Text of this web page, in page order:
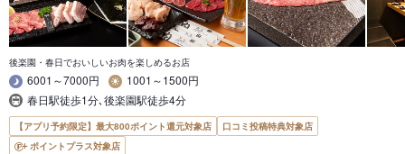
後楽園・春日でおいしいお肉を楽しめるお店
6001～7000円
1001～1500円
春日駅徒歩1分､後楽園駅徒歩4分
【アプリ予約限定】最大800ポイント還元対象店
口コミ投稿特典対象店
ポイントプラス対象店